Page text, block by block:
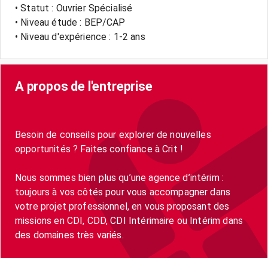
• Statut : Ouvrier Spécialisé
• Niveau étude : BEP/CAP
• Niveau d'expérience : 1-2 ans
A propos de l'entreprise
Besoin de conseils pour explorer de nouvelles
opportunités ? Faites confiance à Crit !
Nous sommes bien plus qu’une agence d’intérim :
toujours à vos côtés pour vous accompagner dans
votre projet professionnel, en vous proposant des
missions en CDI, CDD, CDI Intérimaire ou Intérim dans
des domaines très variés.